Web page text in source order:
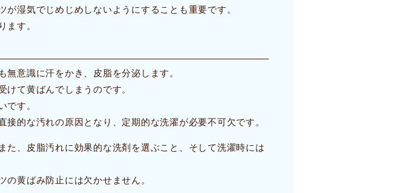
湿気でじめじめしないようにすることも重要です。
す。
意識に汗をかき、皮脂を分泌します。
て黄ばんでしまうのです。
す。
的な汚れの原因となり、定期的な洗濯が必要不可欠です。
、皮脂汚れに効果的な洗剤を選ぶこと、そして洗濯時には
黄ばみ防止には欠かせません。